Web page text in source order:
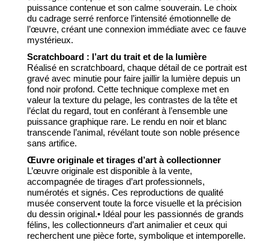
puissance contenue et son calme souverain. Le choix
du cadrage serré renforce l’intensité émotionnelle de
l’œuvre, créant une connexion immédiate avec ce fauve
mystérieux.
Scratchboard : l’art du trait et de la lumière
Réalisé en scratchboard, chaque détail de ce portrait est
gravé avec minutie pour faire jaillir la lumière depuis un
fond noir profond. Cette technique complexe met en
valeur la texture du pelage, les contrastes de la tête et
l’éclat du regard, tout en conférant à l’ensemble une
puissance graphique rare. Le rendu en noir et blanc
transcende l’animal, révélant toute son noble présence
sans artifice.
Œuvre originale et tirages d’art à collectionner
L’œuvre originale est disponible à la vente,
accompagnée de tirages d’art professionnels,
numérotés et signés. Ces reproductions de qualité
musée conservent toute la force visuelle et la précision
du dessin original.• Idéal pour les passionnés de grands
félins, les collectionneurs d’art animalier et ceux qui
recherchent une pièce forte, symbolique et intemporelle.